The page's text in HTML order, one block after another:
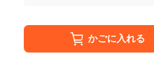
かごに入れる